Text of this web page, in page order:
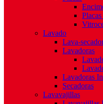
Lavado
Lava-
Lavadoras
Lavadoras
Secadoras
Lavavajillas